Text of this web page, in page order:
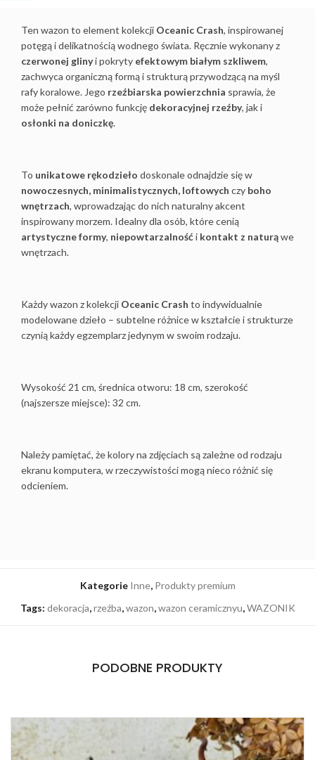
Ten wazon to element kolekcji Oceanic Crash, inspirowanej
potęgą i delikatnością wodnego świata. Ręcznie wykonany z
czerwonej glinyi pokryty efektowym białym szkliwem,
zachwyca organiczną formą i strukturą przywodzącą na myśl
rafy koralowe. Jego rzeźbiarska powierzchnia sprawia, że
może pełnić zarówno funkcję dekoracyjnej rzeźby, jak i
osłonki na doniczkę.
To unikatowe rękodzieło doskonale odnajdzie się w
nowoczesnych, minimalistycznych, loftowych czy boho
wnętrzach, wprowadzając do nich naturalny akcent
inspirowany morzem. Idealny dla osób, które cenią
artystyczne formy, niepowtarzalnośći kontakt z naturąwe
wnętrzach.
Każdy wazon z kolekcji Oceanic Crash to indywidualnie
modelowane dzieło – subtelne różnice w kształcie i strukturze
czynią każdy egzemplarz jedynym w swoim rodzaju.
Wysokość 21 cm, średnica otworu: 18 cm, szerokość
(najszersze miejsce): 32 cm.
Należy pamiętać, że kolory na zdjęciach są zależne od rodzaju
ekranu komputera, w rzeczywistości mogą nieco różnić się
odcieniem.
Kategorie Inne, Produkty premium
Tags: dekoracja,rzeźba,wazon,wazon ceramicznyu,WAZONIK
PODOBNE PRODUKTY